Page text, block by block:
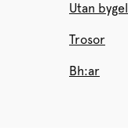
Utan bygel
Trosor
Bh:ar